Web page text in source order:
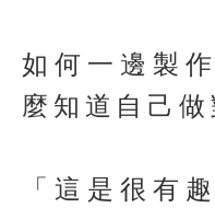
如何一邊製
麼知道自己做
「這是很有